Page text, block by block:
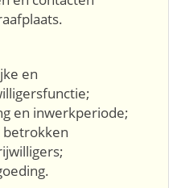
en
en inwerkperiode;
betrokken